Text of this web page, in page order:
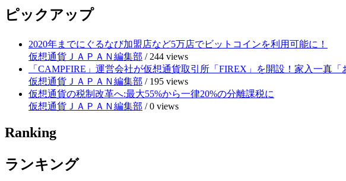
ピックアップ
2020年までにぐるなび加盟店など5万店でビットコインを利用可能に！
仮想通貨ＪＡＰＡＮ編集部 / 244 views
「CAMPFIRE」運営会社が仮想通貨取引所「FIREX」を開設！家入一真「
仮想通貨ＪＡＰＡＮ編集部 / 195 views
仮想通貨の税制改革へ:最大55%から一律20%の分離課税に
仮想通貨ＪＡＰＡＮ編集部 /0 views
Ranking
ランキング